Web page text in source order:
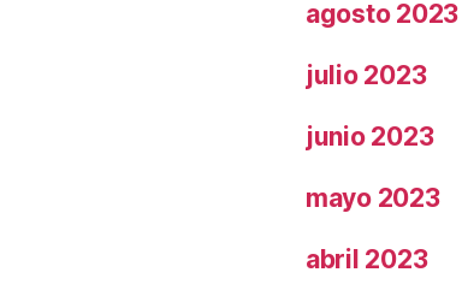
agosto 2023
julio 2023
junio 2023
mayo 2023
abril 2023